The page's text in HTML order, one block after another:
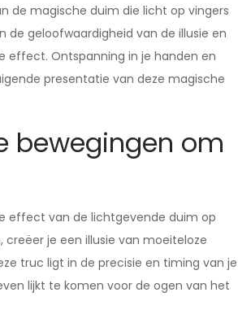
de magische duim die licht op vingers
de geloofwaardigheid van de illusie en
effect. Ontspanning in je handen en
presentatie van deze magische
bewegingen om
effect van de lichtgevende duim op
je een illusie van moeiteloze
truc ligt in de precisie en timing van je
lijkt te komen voor de ogen van het